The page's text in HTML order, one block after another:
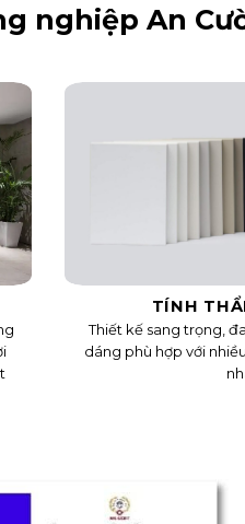
nghiệp An
TÍNH
Thiết kế sang trọng,
dáng phù hợp với